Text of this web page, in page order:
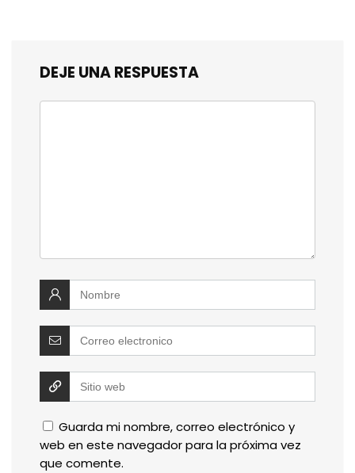
DEJE UNA RESPUESTA
Guarda mi nombre, correo electrónico y
web en este navegador para la próxima vez
que comente.